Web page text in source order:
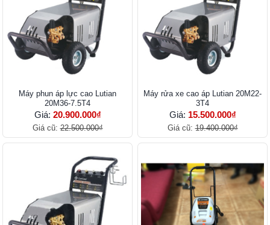
Máy phun áp lực cao Lutian
20M36-7.5T4
Giá: 20.900.000₫
Giá cũ:22.500.000₫
Máy rửa xe cao áp Lutian 20M22-
3T4
Giá: 15.500.000₫
Giá cũ:19.400.000₫